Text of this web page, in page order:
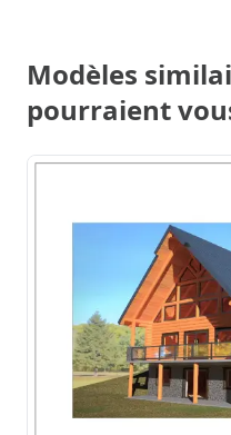
Modèles
pourraient